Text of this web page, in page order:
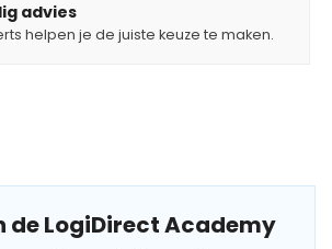
advies
helpen je de juiste keuze te maken.
de LogiDirect Academy